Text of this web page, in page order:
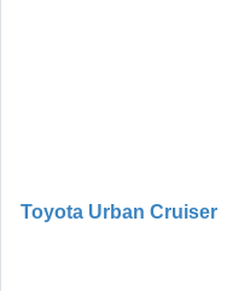
Toyota Urban Cruiser